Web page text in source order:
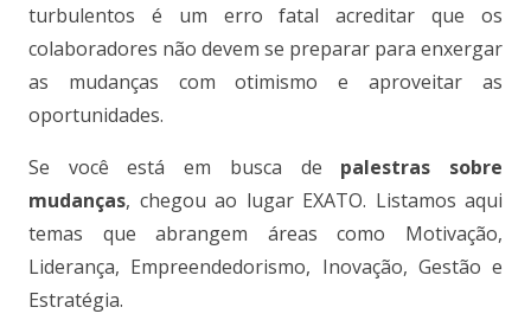
turbulentos é um erro fatal acreditar que os
colaboradores não devem se preparar para enxergar
as mudanças com otimismo e aproveitar as
oportunidades.
Se você está em busca de palestras sobre
mudanças, chegou ao lugar EXATO. Listamos aqui
temas que abrangem áreas como Motivação,
Liderança, Empreendedorismo, Inovação, Gestão e
Estratégia.